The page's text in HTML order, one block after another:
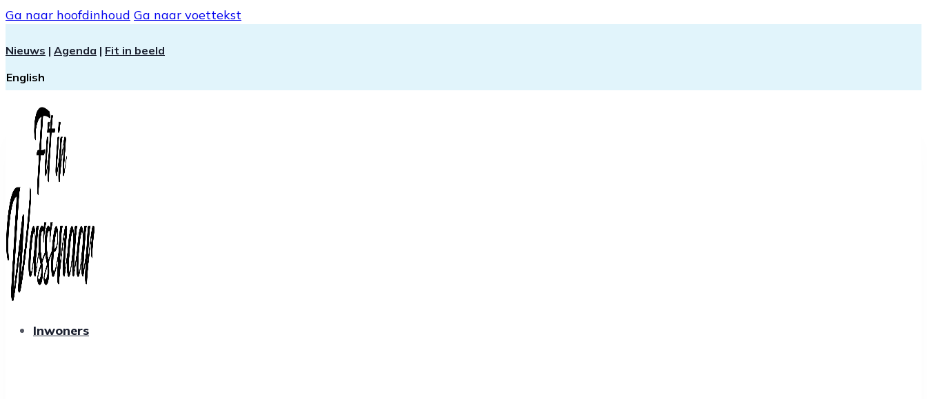
Ga naar hoofdinhoud Ga naar voettekst
Nieuws | Agenda | Fit in beeld
English
Inwoners